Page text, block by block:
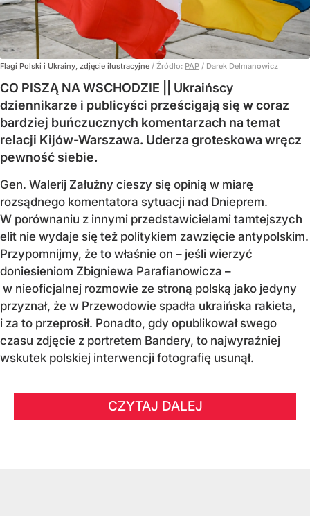
Flagi Polski i Ukrainy, zdjęcie ilustracyjne / Źródło: PAP / Darek Delmanowicz
CO PISZĄ NA WSCHODZIE || Ukraińscy
dziennikarze i publicyści prześcigają się w coraz
bardziej buńczucznych komentarzach na temat
relacji Kijów-Warszawa. Uderza groteskowa wręcz
pewność siebie.
Gen. Walerij Załużny cieszy się opinią w miarę
rozsądnego komentatora sytuacji nad Dnieprem.
W porównaniu z innymi przedstawicielami tamtejszych
elit nie wydaje się też politykiem zawzięcie antypolskim.
Przypomnijmy, że to właśnie on – jeśli wierzyć
doniesieniom Zbigniewa Parafianowicza –
w nieoficjalnej rozmowie ze stroną polską jako jedyny
przyznał, że w Przewodowie spadła ukraińska rakieta,
i za to przeprosił. Ponadto, gdy opublikował swego
czasu zdjęcie z portretem Bandery, to najwyraźniej
wskutek polskiej interwencji fotografię usunął.
CZYTAJ DALEJ